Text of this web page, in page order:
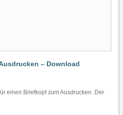
– Download
einen Briefkopf zum Ausdrucken. Der